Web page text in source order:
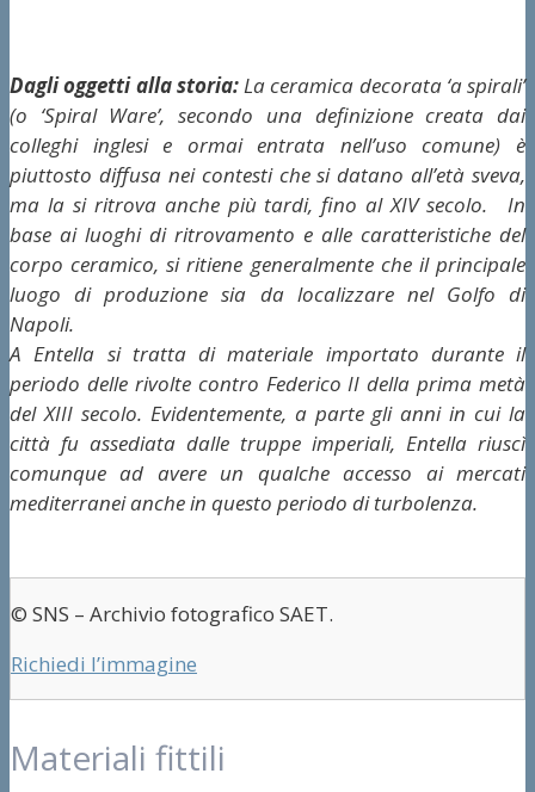
Dagli oggetti alla storia:La ceramica decorata ‘a spirali’
(o ‘Spiral Ware’, secondo una definizione creata dai
colleghi inglesi e ormai entrata nell’uso comune) è
piuttosto diffusa nei contesti che si datano all’età sveva,
ma la si ritrova anche più tardi, fino al XIV secolo. In
base ai luoghi di ritrovamento e alle caratteristiche del
corpo ceramico, si ritiene generalmente che il principale
luogo di produzione sia da localizzare nel Golfo di
Napoli.
A Entella si tratta di materiale importato durante il
periodo delle rivolte contro Federico II della prima metà
del XIII secolo. Evidentemente, a parte gli anni in cui la
città fu assediata dalle truppe imperiali, Entella riuscì
comunque ad avere un qualche accesso ai mercati
mediterranei anche in questo periodo di turbolenza.
© SNS – Archivio fotografico SAET.
Richiedi l’immagine
Materiali fittili